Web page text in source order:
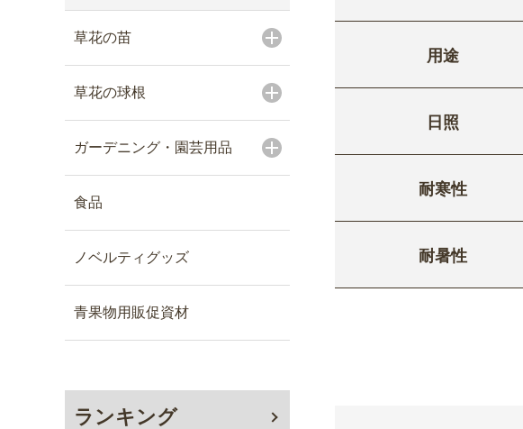
草花の苗
草花の球根
ガーデニング・園芸用品
食品
ノベルティグッズ
青果物用販促資材
ランキング
用途
日照
耐寒性
耐暑性